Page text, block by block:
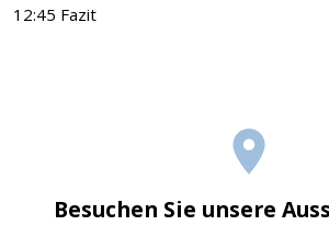
12:45 Fazit
Besuchen Sie unsere